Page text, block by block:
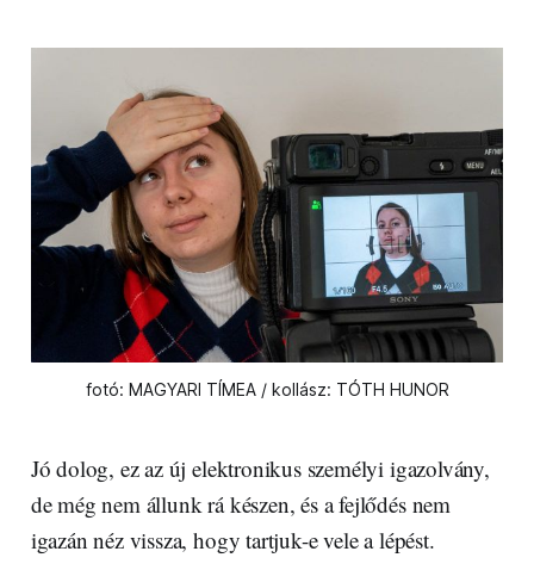
fotó: MAGYARI TÍMEA / kollász: TÓTH HUNOR
Jó dolog, ez az új elektronikus személyi igazolvány,
de még nem állunk rá készen, és a fejlődés nem
igazán néz vissza, hogy tartjuk-e vele a lépést.